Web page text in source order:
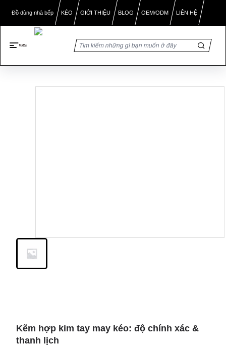
Đồ dùng nhà bếp KÉO GIỚI THIỆU BLOG OEM/ODM LIÊN HỆ
Trang chủ Sản phẩm/ Kẽm hợp kim tay may kéo: độ
Kẽm hợp kim tay may kéo: độ chính xác &
thanh lịch